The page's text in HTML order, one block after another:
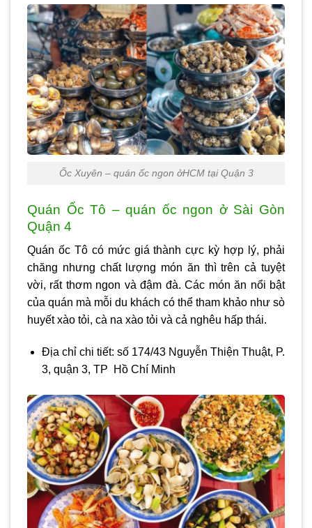
Ốc Xuyên – quán ốc ngon ởHCM tại Quận 3
Quán Ốc Tô – quán ốc ngon ở Sài Gòn
Quận 4
Quán ốc Tô có mức giá thành cực kỳ hợp lý, phải
chăng nhưng chất lượng món ăn thì trên cả tuyệt
vời, rất thơm ngon và đậm đà. Các món ăn nổi bật
của quán mà mỗi du khách có thể tham khảo như sò
huyết xào tỏi, cà na xào tỏi và cả nghêu hấp thái.
Địa chỉ chi tiết: số 174/43 Nguyễn Thiện Thuật, P.
3, quận 3, TP Hồ Chí Minh